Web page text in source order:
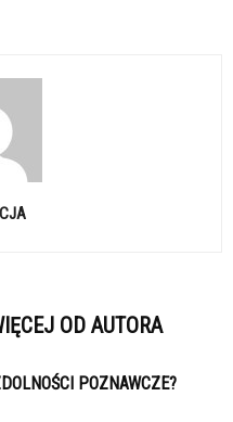
OD AUTORA
POZNAWCZE?